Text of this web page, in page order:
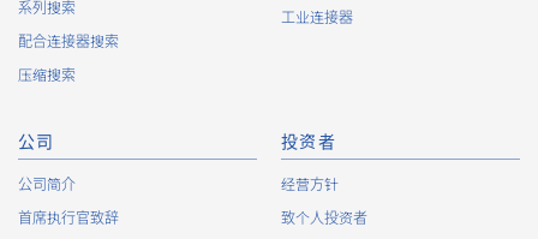
The purposes of use of personal information acquired by the
following purposes of use to the extent which is deemed
shall notify or publicly announce the changed purposes of use
to the relevant person of the Customers, etc.
系列搜索
配合连接器搜索
压缩搜索
工业连接器
公司
公司简介
首席执行官致辞
投资者
经营方针
致个人投资者